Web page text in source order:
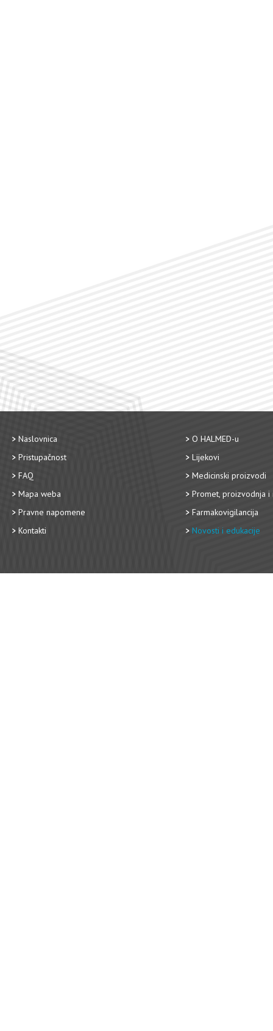
Naslovnica
Pristupačnost
FAQ
Mapa weba
Pravne napomene
Kontakti
O HALMED-u
Lijekovi
Medicinski proizvodi
Promet, proizvodnja i
Farmakovigilancija
Novosti i edukacije